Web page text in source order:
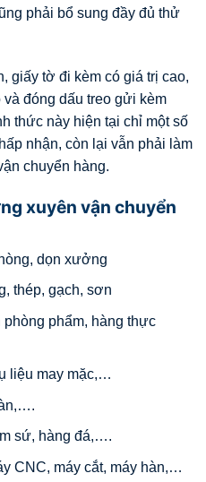
phải bổ sung đầy đủ thử
giấy tờ đi kèm có giá trị cao,
và đóng dấu treo gửi kèm
thức này hiện tại chỉ một số
nhận, còn lại vẫn phải làm
chuyển hàng.
xuyên vận chuyển
dọn xưởng
thép, gạch, sơn
phòng phẩm, hàng thực
liệu may mặc,…
sứ, hàng đá,….
CNC, máy cắt, máy hàn,…